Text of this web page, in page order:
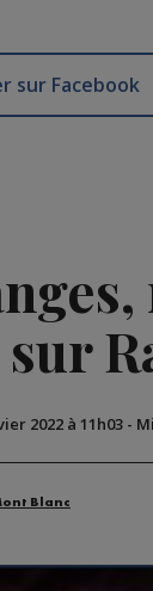
sur Facebook
2022 à 11h03-
Blanc